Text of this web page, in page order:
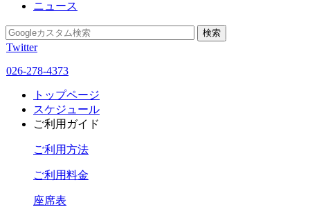
ニュース
Twitter
026-278-4373
トップページ
スケジュール
ご利用ガイド
ご利用方法
ご利用料金
座席表